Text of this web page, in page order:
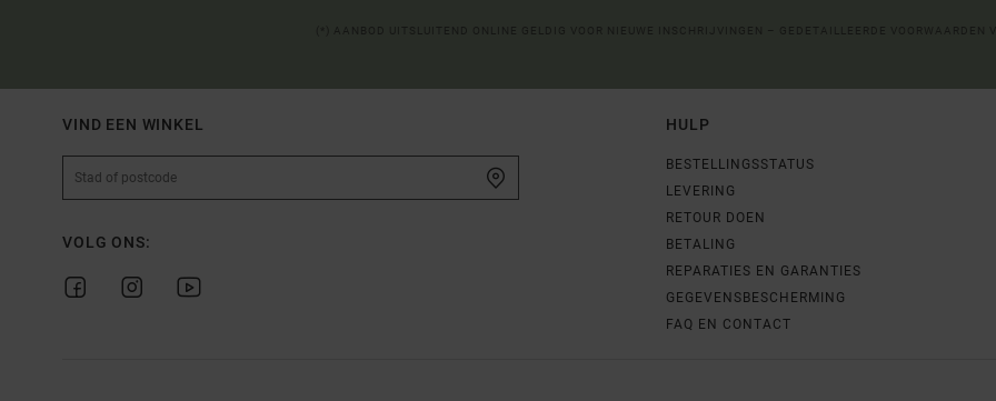
VIND EEN WINKEL
VOLG ONS:
HULP
BESTELLINGSSTATUS
LEVERING
RETOUR DOEN
BETALING
REPARATIES EN GARANTIES
GEGEVENSBESCHERMING
FAQ EN CONTACT